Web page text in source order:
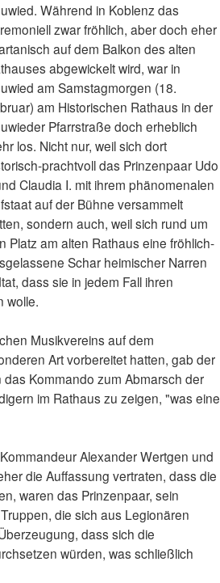
Während in Koblenz das
zwar fröhlich, aber doch eher
auf dem Balkon des alten
abgewickelt wird, war in
am Samstagmorgen (18.
am Historischen Rathaus in der
Pfarrstraße doch erheblich
los. Nicht nur, weil sich dort
prachtvoll das Prinzenpaar Udo
Claudia I. mit ihrem phänomenalen
auf der Bühne versammelt
sondern auch, weil sich rund um
Platz am alten Rathaus eine fröhlich-
Schar heimischer Narren
dass sie in jedem Fall ihren
wolle.
Musikvereins auf dem
Art vorbereitet hatten, gab der
Kommando zum Abmarsch der
im Rathaus zu zeigen, "was eine
Alexander Wertgen und
die Auffassung vertraten, dass die
waren das Prinzenpaar, sein
die sich aus Legionären
dass sich die
würden, was schließlich